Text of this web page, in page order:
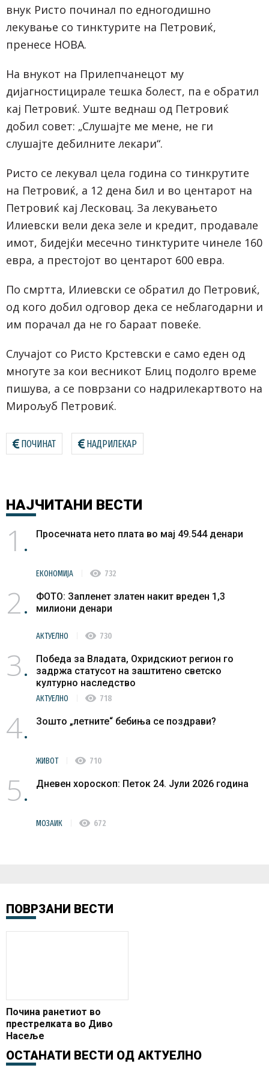
внук Ристо починал по едногодишно
лекување со тинктурите на Петровиќ,
пренесе НОВА.
На внукот на Прилепчанецот му
дијагностицирале тешка болест, па е обратил
кај Петровиќ. Уште веднаш од Петровиќ
добил совет: „Слушајте ме мене, не ги
слушајте дебилните лекари“.
Ристо се лекувал цела година со тинкрутите
на Петровиќ, а 12 дена бил и во центарот на
Петровиќ кај Лесковац. За лекувањето
Илиевски вели дека зеле и кредит, продавале
имот, бидејќи месечно тинктурите чинеле 160
евра, а престојот во центарот 600 евра.
По смртта, Илиевски се обратил до Петровиќ,
од кого добил одговор дека се неблагодарни и
им порачал да не го бараат повеќе.
Случајот со Ристо Крстевски е само еден од
многуте за кои весникот Блиц подолго време
пишува, а се поврзани со надрилекартвото на
Мирољуб Петровиќ.
ПОЧИНАТ НАДРИЛЕКАР
НАЈЧИТАНИ ВЕСТИ
1 Просечната нето плата во мај 49.544 денари
ЕКОНОМИЈА visibility 732
2
ФОТО: Запленет златен накит вреден 1,3
милиони денари
АКТУЕЛНО visibility 730
3
Победа за Владата, Охридскиот регион го
задржа статусот на заштитено светско
културно наследство
АКТУЕЛНО visibility 718
4 Зошто „летните“ бебиња се поздрави?
ЖИВОТ visibility 710
5 Дневен хороскоп: Петок 24. Јули 2026 година
МОЗАИК visibility 672
ПОВРЗАНИ ВЕСТИ
Почина ранетиот во
престрелката во Диво
Насеље
ОСТАНАТИ ВЕСТИ ОД АКТУЕЛНО